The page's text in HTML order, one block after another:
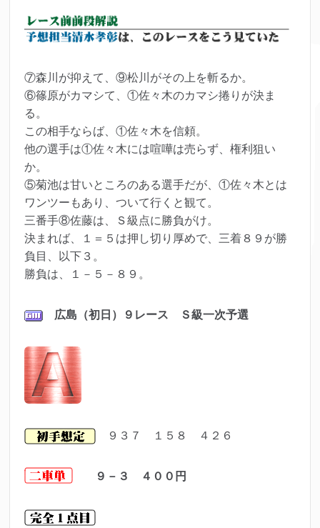
⑦森川が抑えて、⑨松川がその上を斬るか。
⑥篠原がカマシて、①佐々木のカマシ捲りが決ま
る。
この相手ならば、①佐々木を信頼。
他の選手は①佐々木には喧嘩は売らず、権利狙い
か。
⑤菊池は甘いところのある選手だが、①佐々木とは
ワンツーもあり、ついて行くと観て。
三番手⑧佐藤は、Ｓ級点に勝負がけ。
決まれば、１＝５は押し切り厚めで、三着８９が勝
負目、以下３。
勝負は、１－５－８９。
広島（初日）９レース Ｓ級一次予選
９３７ １５８ ４２６
９－３ ４００円